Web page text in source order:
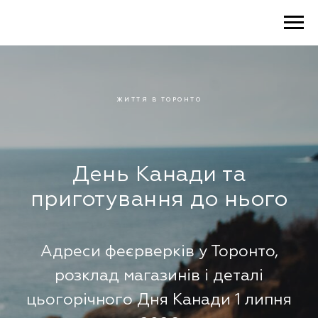
ЖИТТЯ В ТОРОНТО
День Канади та
приготування до нього
Адреси феєрверків у Торонто,
розклад магазинів і деталі
цьогорічного Дня Канади 1 липня